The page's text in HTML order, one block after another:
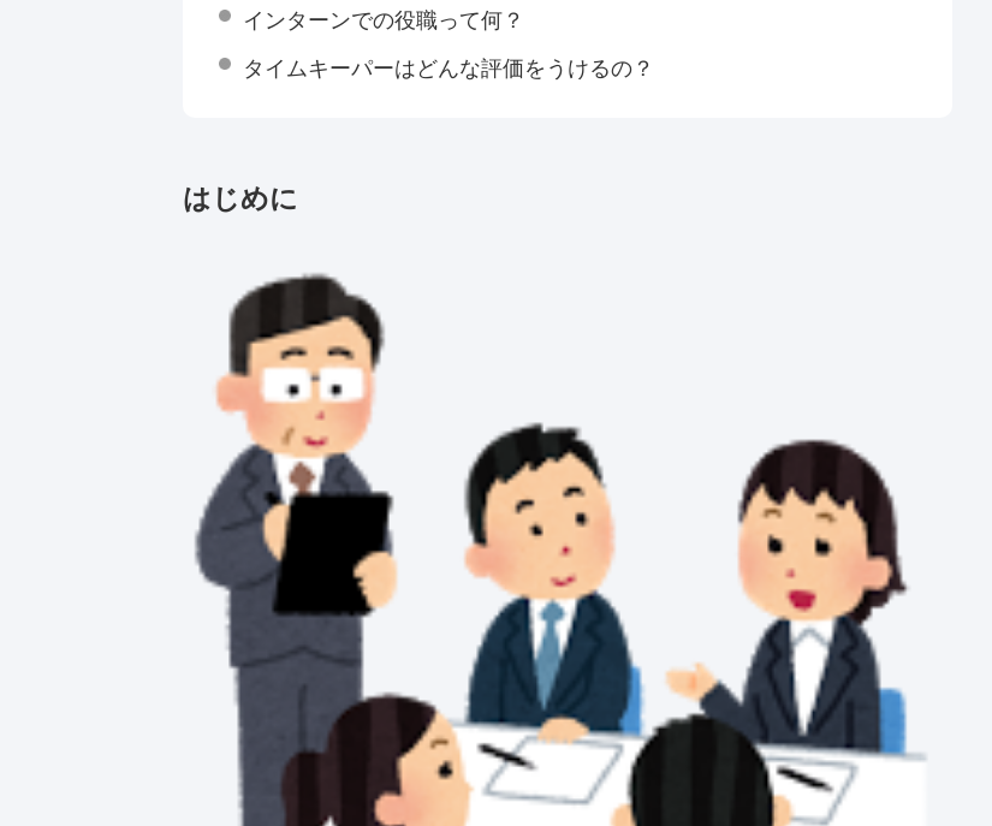
インターンでの役職って何？
タイムキーパーはどんな評価をうけるの？
はじめに